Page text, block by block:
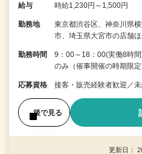
給与 時給1,230円～1,500円
勤務地
東京都渋谷区、神奈川県
市、埼玉県大宮市の店舗
勤務時間
9：00～18：00(実働8時
のみ（催事開催の時期限
応募資格 接客・販売経験者歓迎／
後で見る
更新日：